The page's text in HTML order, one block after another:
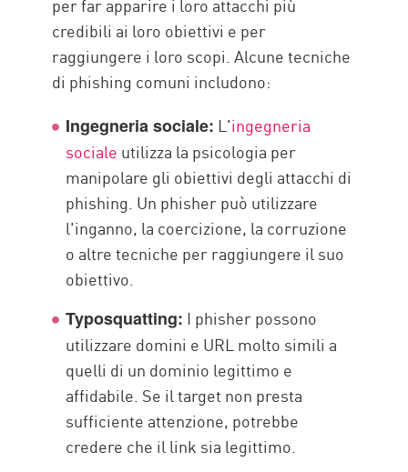
per far apparire i loro attacchi più
credibili ai loro obiettivi e per
raggiungere i loro scopi. Alcune tecniche
di phishing comuni includono:
Ingegneria sociale: L'ingegneria
sociale utilizza la psicologia per
manipolare gli obiettivi degli attacchi di
phishing. Un phisher può utilizzare
l'inganno, la coercizione, la corruzione
o altre tecniche per raggiungere il suo
obiettivo.
Typosquatting: I phisher possono
utilizzare domini e URL molto simili a
quelli di un dominio legittimo e
affidabile. Se il target non presta
sufficiente attenzione, potrebbe
credere che il link sia legittimo.